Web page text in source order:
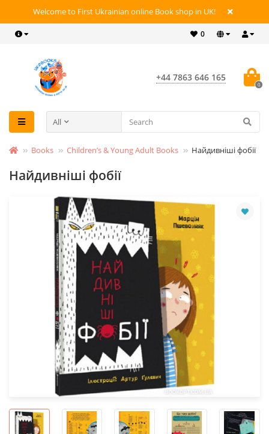
Welcome to First Ukrainian online Book shop in UK!
0
+44 7863 646 165
0
All
Books Children’s & Young Adult Books Найдивніші фобії
Найдивніші фобії